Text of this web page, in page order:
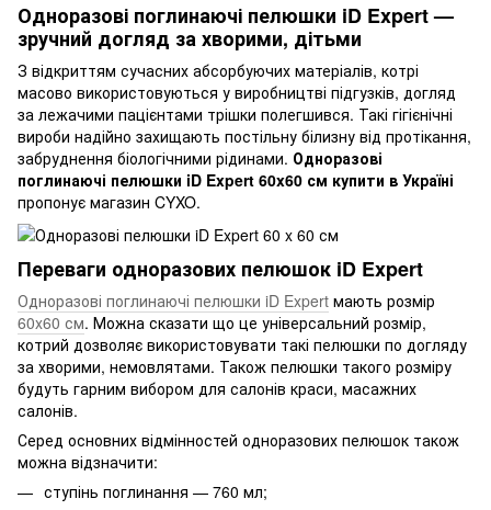
Одноразові поглинаючі пелюшки iD Expert —
зручний догляд за хворими, дітьми
З відкриттям сучасних абсорбуючих матеріалів, котрі
масово використовуються у виробництві підгузків, догляд
за лежачими пацієнтами трішки полегшився. Такі гігієнічні
вироби надійно захищають постільну білизну від протікання,
забруднення біологічними рідинами. Одноразові
поглинаючі пелюшки iD Expert 60x60 см купити в Україні
пропонує магазин CYXO.
Переваги одноразових пелюшок iD Expert
Одноразові поглинаючі пелюшки iD Expert мають розмір
60x60 см. Можна сказати що це універсальний розмір,
котрий дозволяє використовувати такі пелюшки по догляду
за хворими, немовлятами. Також пелюшки такого розміру
будуть гарним вибором для салонів краси, масажних
салонів.
Серед основних відмінностей одноразових пелюшок також
можна відзначити:
ступінь поглинання — 760 мл;